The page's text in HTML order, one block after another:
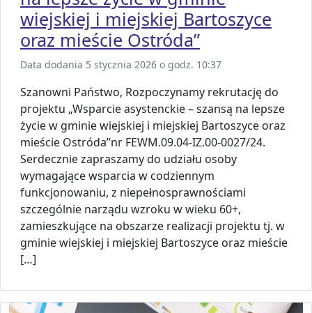
wiejskiej i miejskiej Bartoszyce
oraz mieście Ostróda”
Data dodania 5 stycznia 2026 o godz. 10:37
Szanowni Państwo, Rozpoczynamy rekrutację do
projektu „Wsparcie asystenckie – szansą na lepsze
życie w gminie wiejskiej i miejskiej Bartoszyce oraz
mieście Ostróda”nr FEWM.09.04-IZ.00-0027/24.
Serdecznie zapraszamy do udziału osoby
wymagające wsparcia w codziennym
funkcjonowaniu, z niepełnosprawnościami
szczególnie narządu wzroku w wieku 60+,
zamieszkujące na obszarze realizacji projektu tj. w
gminie wiejskiej i miejskiej Bartoszyce oraz mieście
[…]